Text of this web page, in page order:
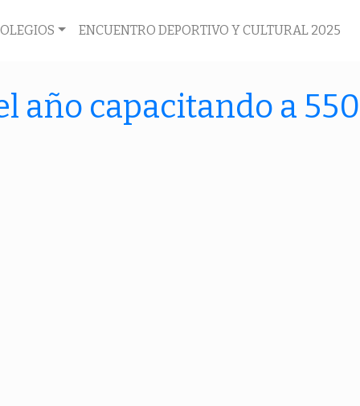
ENCUENTRO DEPORTIVO Y CULTURAL 2025
año capacitando a 550